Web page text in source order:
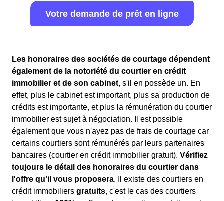
Votre demande de prêt en ligne
Les honoraires des sociétés de courtage dépendent
également de la notoriété du courtier en crédit
immobilier et de son cabinet, s'il en possède un. En
effet, plus le cabinet est important, plus sa production de
crédits est importante, et plus la rémunération du courtier
immobilier est sujet à négociation. Il est possible
également que vous n'ayez pas de frais de courtage car
certains courtiers sont rémunérés par leurs partenaires
bancaires (courtier en crédit immobilier gratuit). Vérifiez
toujours le détail des honoraires du courtier dans
l'offre qu'il vous proposera. Il existe des courtiers en
crédit immobiliers gratuits, c'est le cas des courtiers